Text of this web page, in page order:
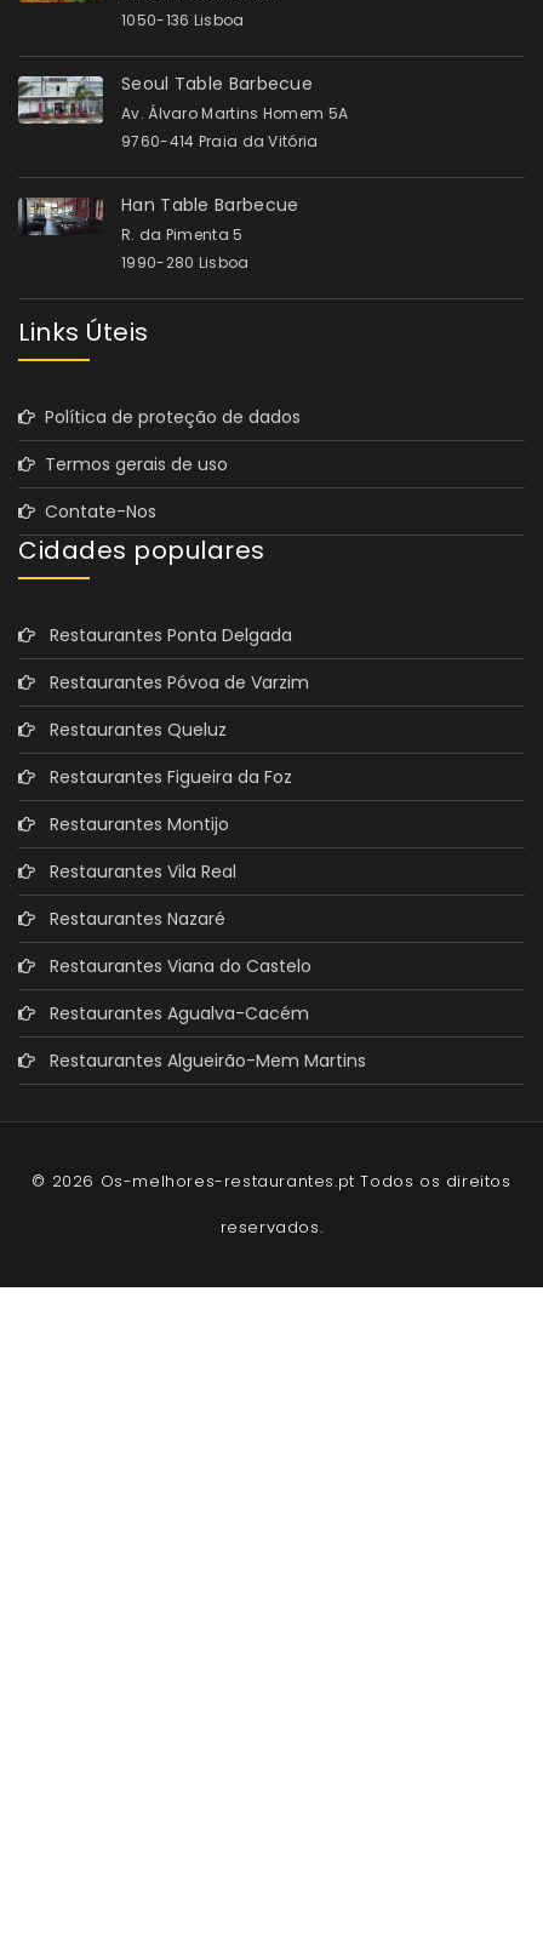
1050-136 Lisboa
Seoul Table Barbecue
Av. Álvaro Martins Homem 5A
9760-414 Praia da Vitória
Han Table Barbecue
R. da Pimenta 5
1990-280 Lisboa
Links Úteis
Política de proteção de dados
Termos gerais de uso
Contate-Nos
Cidades populares
Restaurantes Ponta Delgada
Restaurantes Póvoa de Varzim
Restaurantes Queluz
Restaurantes Figueira da Foz
Restaurantes Montijo
Restaurantes Vila Real
Restaurantes Nazaré
Restaurantes Viana do Castelo
Restaurantes Agualva-Cacém
Restaurantes Algueirão-Mem Martins
© 2026 Os-melhores-restaurantes.pt Todos os direitos
reservados.